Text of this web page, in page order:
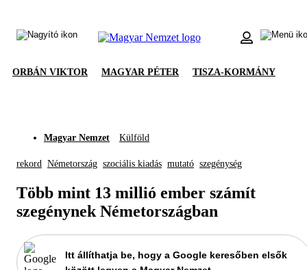
ORBÁN VIKTOR MAGYAR PÉTER TISZA-KORMÁNY
Magyar Nemzet Külföld
rekord Németország szociális kiadás mutató szegénység
Több mint 13 millió ember számít
szegénynek Németországban
Itt állíthatja be, hogy a Google keresőben elsők